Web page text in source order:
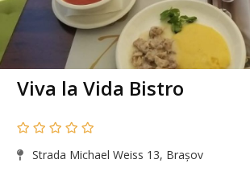
Viva la Vida Bistro
Strada Michael Weiss 13, Brașov